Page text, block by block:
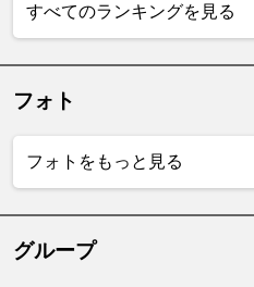
すべてのランキングを見る
フォト
フォトをもっと見る
グループ